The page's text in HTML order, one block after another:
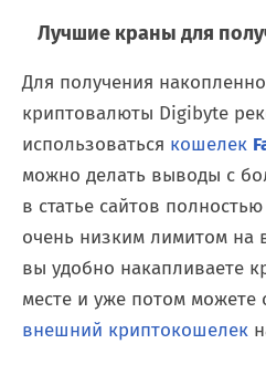
Лучшие краны для
Для получения
криптовалюты Digibyte
использоваться кошелек
можно делать выводы с
в статье сайтов
очень низким лимитом на
вы удобно накапливаете
месте и уже потом можете
внешний криптокошелек